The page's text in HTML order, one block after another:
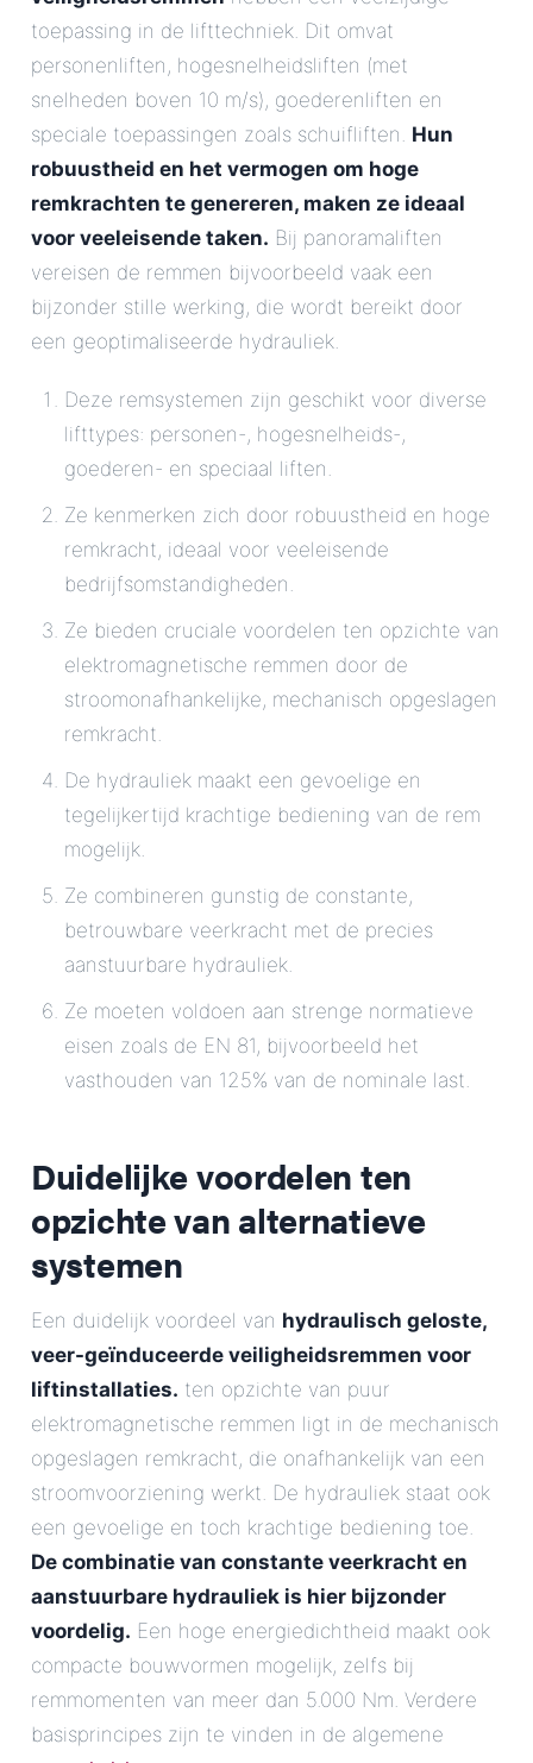
toepassing in de lifttechniek. Dit omvat
personenliften, hogesnelheidsliften (met
snelheden boven 10 m/s), goederenliften en
speciale toepassingen zoals schuifliften. Hun
robuustheid en het vermogen om hoge
remkrachten te genereren, maken ze ideaal
voor veeleisende taken. Bij panoramaliften
vereisen de remmen bijvoorbeeld vaak een
bijzonder stille werking, die wordt bereikt door
een geoptimaliseerde hydrauliek.
Deze remsystemen zijn geschikt voor diverse
lifttypes: personen-, hogesnelheids-,
goederen- en speciaal liften.
Ze kenmerken zich door robuustheid en hoge
remkracht, ideaal voor veeleisende
bedrijfsomstandigheden.
Ze bieden cruciale voordelen ten opzichte van
elektromagnetische remmen door de
stroomonafhankelijke, mechanisch opgeslagen
remkracht.
De hydrauliek maakt een gevoelige en
tegelijkertijd krachtige bediening van de rem
mogelijk.
Ze combineren gunstig de constante,
betrouwbare veerkracht met de precies
aanstuurbare hydrauliek.
Ze moeten voldoen aan strenge normatieve
eisen zoals de EN 81, bijvoorbeeld het
vasthouden van 125% van de nominale last.
Duidelijke voordelen ten
opzichte van alternatieve
systemen
Een duidelijk voordeel van hydraulisch geloste,
veer-geïnduceerde veiligheidsremmen voor
liftinstallaties. ten opzichte van puur
elektromagnetische remmen ligt in de mechanisch
opgeslagen remkracht, die onafhankelijk van een
stroomvoorziening werkt. De hydrauliek staat ook
een gevoelige en toch krachtige bediening toe.
De combinatie van constante veerkracht en
aanstuurbare hydrauliek is hier bijzonder
voordelig. Een hoge energiedichtheid maakt ook
compacte bouwvormen mogelijk, zelfs bij
remmomenten van meer dan 5.000 Nm. Verdere
basisprincipes zijn te vinden in de algemene